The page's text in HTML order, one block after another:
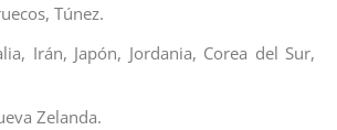
Túnez.
Irán, Japón, Jordania, Corea del Sur,
Zelanda.